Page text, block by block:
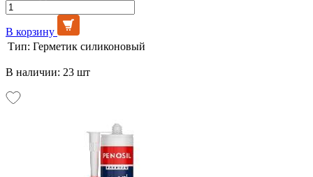
В корзину
Тип: Герметик силиконовый
В наличии: 23 шт